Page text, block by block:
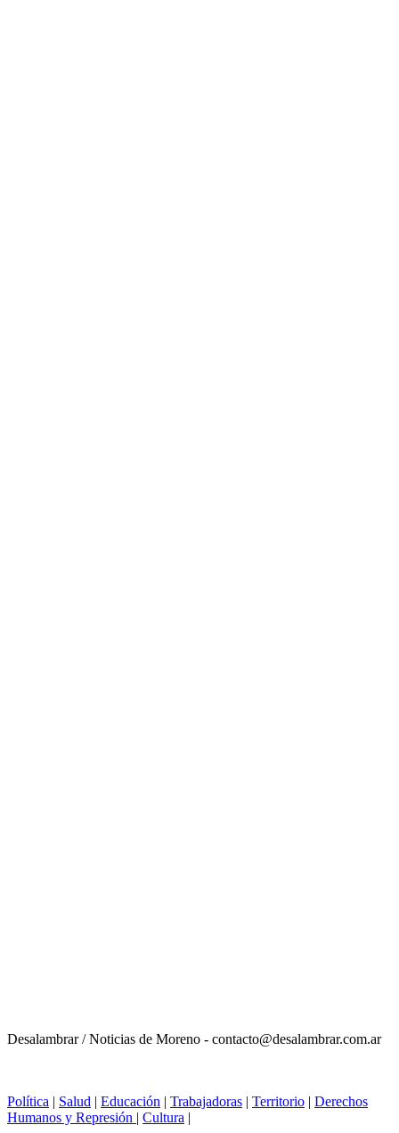
Desalambrar / Noticias de Moreno - contacto@desalambrar.com.ar
Política | Salud | Educación | Trabajadoras | Territorio | Derechos
Humanos y Represión | Cultura |